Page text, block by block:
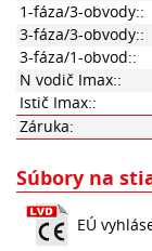
1-fáza/3-obvody::
3-fáza/3-obvody::
3-fáza/1-obvod::
N vodič Imax::
Istič Imax::
Záruka:
Súbory na
EÚ